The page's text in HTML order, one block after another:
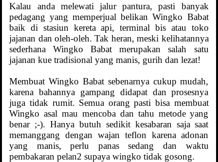
Kalau anda melewati jalur pantura, pasti banyak
pedagang yang memperjual belikan Wingko Babat
baik di stasiun kereta api, terminal bis atau toko
jajanan dan oleh-oleh. Tak heran, meski kelihatannya
sederhana Wingko Babat merupakan salah satu
jajanan kue tradisional yang manis, gurih dan lezat!
Membuat Wingko Babat sebenarnya cukup mudah,
karena bahannya gampang didapat dan prosesnya
juga tidak rumit. Semua orang pasti bisa membuat
Wingko asal mau mencoba dan tahu metode yang
benar ;-). Hanya butuh sedikit kesabaran saja saat
memanggang dengan wajan teflon karena adonan
yang manis, perlu panas sedang dan waktu
pembakaran pelan2 supaya wingko tidak gosong.